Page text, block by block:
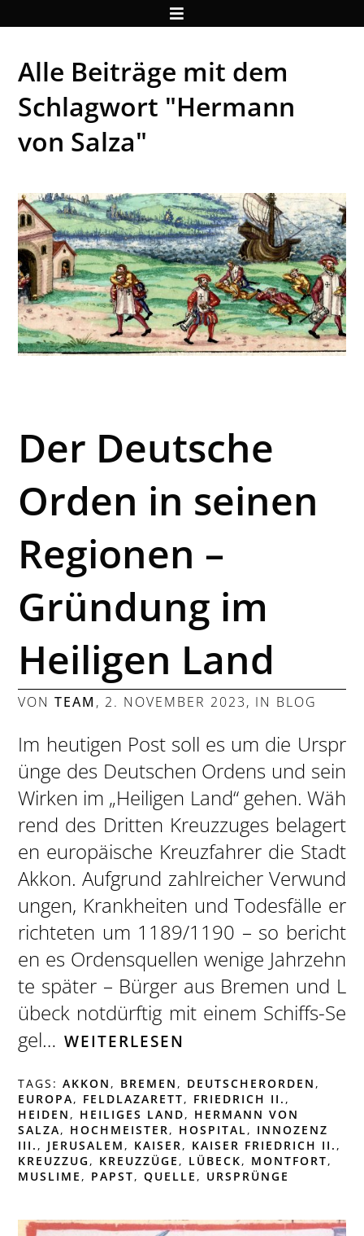
Alle Beiträge mit dem
Schlagwort "Hermann
von Salza"
Der Deutsche
Orden in seinen
Regionen –
Gründung im
Heiligen Land
VONTEAM , 2. NOVEMBER 2023, IN BLOG
Im heutigen Post soll es um die Urspr
ünge des Deutschen Ordens und sein
Wirken im „Heiligen Land“ gehen. Wäh
rend des Dritten Kreuzzuges belagert
en europäische Kreuzfahrer die Stadt
Akkon. Aufgrund zahlreicher Verwund
ungen, Krankheiten und Todesfälle er
richteten um 1189/1190 – so bericht
en es Ordensquellen wenige Jahrzehn
te später – Bürger aus Bremen und L
übeck notdürftig mit einem Schiffs-Se
gel… WEITERLESEN
TAGS:AKKON , BREMEN , DEUTSCHERORDEN ,
EUROPA, FELDLAZARETT, FRIEDRICH II. ,
HEIDEN , HEILIGES LAND, HERMANN VON
SALZA, HOCHMEISTER , HOSPITAL , INNOZENZ
III. , JERUSALEM , KAISER , KAISER FRIEDRICH II. ,
KREUZZUG , KREUZZÜGE , LÜBECK, MONTFORT,
MUSLIME , PAPST,QUELLE , URSPRÜNGE